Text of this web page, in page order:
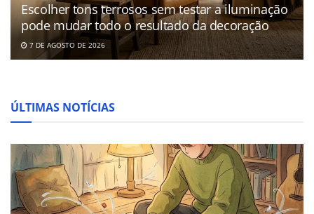
Escolher tons terrosos sem testar a iluminação
pode mudar todo o resultado da decoração
7 DE AGOSTO DE 2026
ÚLTIMAS NOTÍCIAS